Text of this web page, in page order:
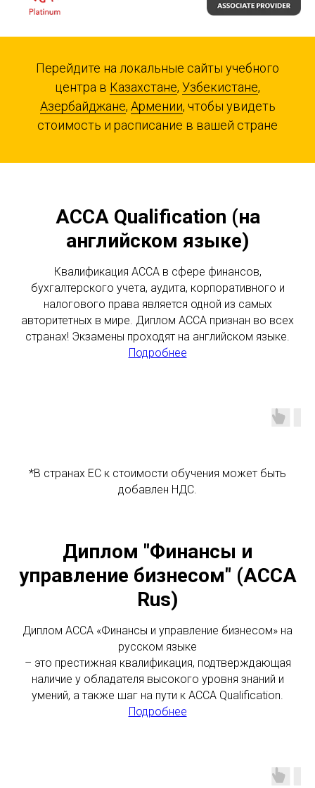
Перейдите на локальные сайты учебного
центра в Казахстане, Узбекистане,
Азербайджане, Армении, чтобы увидеть
стоимость и расписание в вашей стране
ACCA Qualification (на
английском языке)
Квалификация АССА в сфере финансов,
бухгалтерского учета, аудита, корпоративного и
налогового права является одной из самых
авторитетных в мире. Диплом АССА признан во всех
странах! Экзамены проходят на английском языке.
Подробнее
*В странах ЕС к стоимости обучения может быть
добавлен НДС.
Диплом "Финансы и
управление бизнесом" (ACCA
Rus)
Диплом АССА «Финансы и управление бизнесом» на
русском языке
– это престижная квалификация, подтверждающая
наличие у обладателя высокого уровня знаний и
умений, а также шаг на пути к ACCA Qualification.
Подробнее